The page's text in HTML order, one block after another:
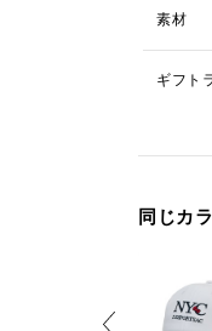
素材
ギフト
同じカ